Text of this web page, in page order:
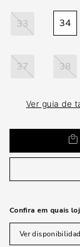
33 34
37 38
Ver guia de
Confira em quais
Ver